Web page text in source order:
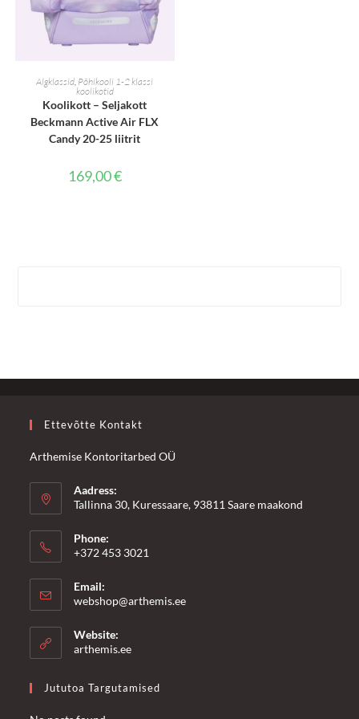
LISA KORVI
Algklassid Põhikooli 1-2 klassi
koolikotid
Koolikott – Seljakott
Beckmann Active Air FLX
Candy 20-25 liitrit
169,00€
Ettevõtte Kontakt
Arthemise Kontoritarbed OÜ
Aadress:
Tallinna 30, Kuressaare, 93811 Saare maakond
Phone:
+372 453 3021
Email:
webshop@arthemis.eeOpens
Website:
arthemis.ee
Jututoa Targutamised